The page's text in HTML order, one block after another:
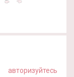
авторизуйтесь